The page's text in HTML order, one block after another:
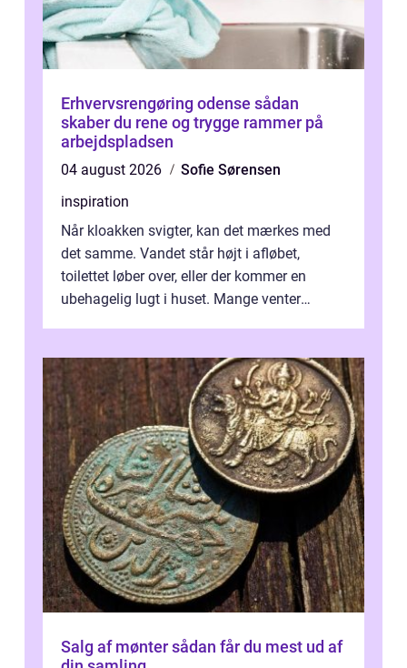
Erhvervsrengøring odense sådan
skaber du rene og trygge rammer på
arbejdspladsen
04 august 2026
Sofie Sørensen
inspiration
Når kloakken svigter, kan det mærkes med
det samme. Vandet står højt i afløbet,
toilettet løber over, eller der kommer en
ubehagelig lugt i huset. Mange venter
Salg af mønter sådan får du mest ud af